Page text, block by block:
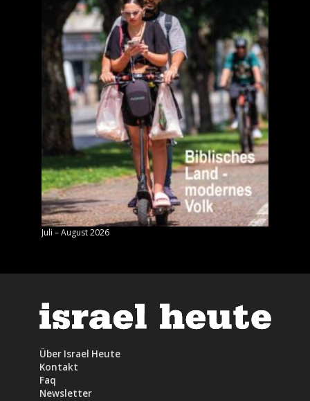
Juli – August 2026
Über Israel Heute
Kontakt
Faq
Newsletter